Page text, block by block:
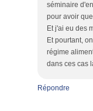
séminaire
pour avoir
Et j'ai eu des
Et pourtant,
régime
dans ces cas
Répondre